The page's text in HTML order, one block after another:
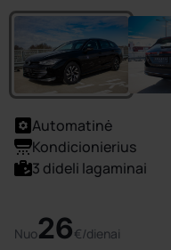
Automatinė
Kondicionierius
3 dideli lagaminai
Nuo26€/dienai